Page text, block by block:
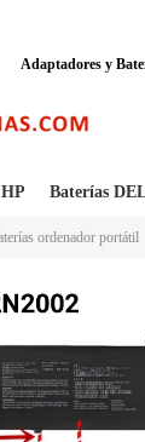
Adaptadores y
Baterías
ordenador portátil